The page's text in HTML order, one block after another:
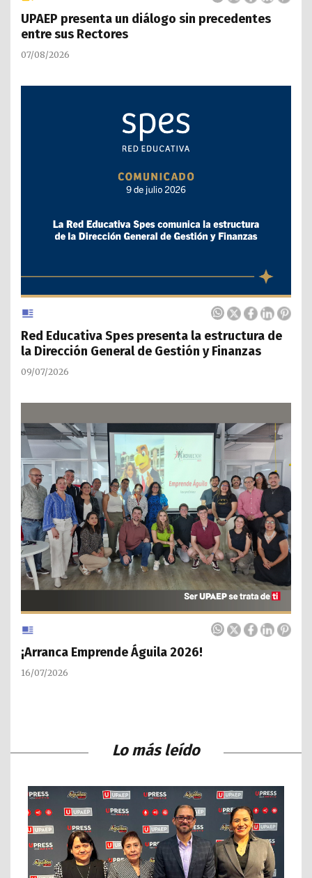
UPAEP presenta un diálogo sin precedentes
entre sus Rectores
07/08/2026
Red Educativa Spes presenta la estructura de
la Dirección General de Gestión y Finanzas
09/07/2026
¡Arranca Emprende Águila 2026!
16/07/2026
Lo más leído